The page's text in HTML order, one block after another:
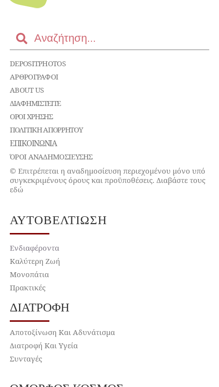
DEPOSITPHOTOS
ΑΡΘΡΟΓΡΑΦΟΙ
ABOUT US
ΔΙΑΦΗΜΙΣΤΕΊΤΕ
ΌΡΟΙ ΧΡΉΣΗΣ
ΠΟΛΙΤΙΚΉ ΑΠΟΡΡΉΤΟΥ
ΕΠΙΚΟΙΝΩΝΊΑ
ΌΡΟΙ ΑΝΑΔΗΜΟΣΙΕΥΣΗΣ
© Επιτρέπεται η αναδημοσίευση περιεχομένου μόνο υπό
συγκεκριμένους όρους και προϋποθέσεις. Διαβάστε τους
εδώ
ΑΥΤΟΒΕΛΤΊΩΣΗ
Ενδιαφέροντα
Καλύτερη Ζωή
Μονοπάτια
Πρακτικές
ΔΙΑΤΡΟΦΉ
Αποτοξίνωση Και Αδυνάτισμα
Διατροφή Και Υγεία
Συνταγές